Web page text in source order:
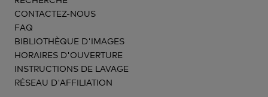
CONTACTEZ-NOUS
FAQ
BIBLIOTHÈQUE D'IMAGES
HORAIRES D'OUVERTURE
INSTRUCTIONS DE LAVAGE
RÉSEAU D'AFFILIATION